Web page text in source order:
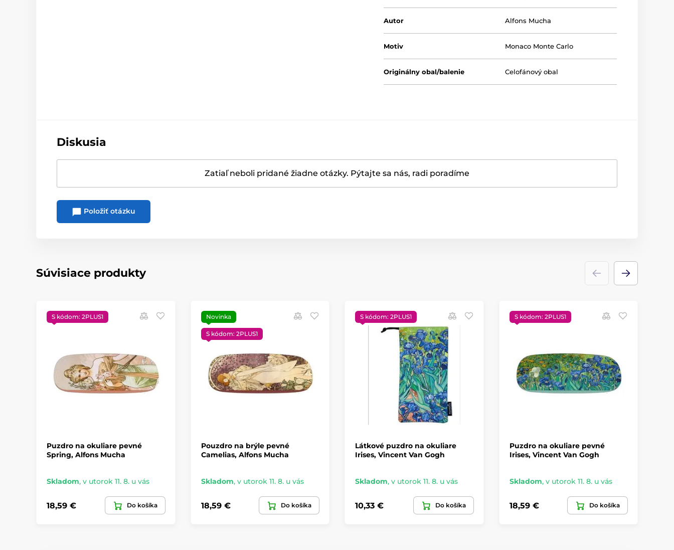
Autor Alfons Mucha
Motiv Monaco Monte Carlo
Originálny obal/balenie Celofánový obal
Diskusia
Zatiaľ neboli pridané žiadne otázky. Pýtajte sa nás, radi poradíme
Položiť otázku
Súvisiace produkty
S kódom: 2PLUS1
Puzdro na okuliare pevné
Spring, Alfons Mucha
Skladom, v utorok 11. 8. u vás
18,59 € Do košíka
Novinka
S kódom: 2PLUS1
Pouzdro na brýle pevné
Camelias, Alfons Mucha
Skladom, v utorok 11. 8. u vás
18,59 € Do košíka
S kódom: 2PLUS1
Látkové puzdro na okuliare
Irises, Vincent Van Gogh
Skladom, v utorok 11. 8. u vás
10,33 € Do košíka
S kódom: 2PLUS1
Puzdro na okuliare pevné
Irises, Vincent Van Gogh
Skladom, v utorok 11. 8. u vás
18,59 € Do košíka